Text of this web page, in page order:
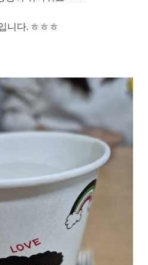
니다. ㅎㅎㅎ